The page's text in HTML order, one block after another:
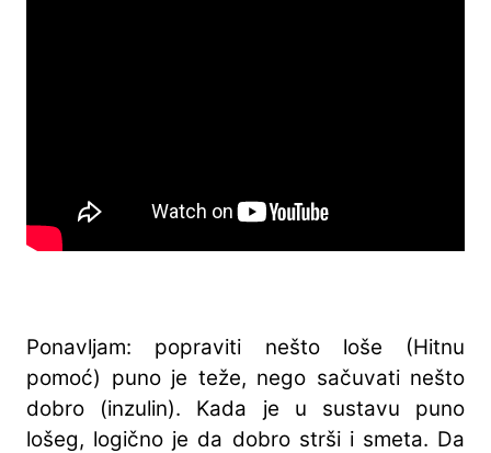
Ponavljam: popraviti nešto loše (Hitnu
pomoć) puno je teže, nego sačuvati nešto
dobro (inzulin). Kada je u sustavu puno
lošeg, logično je da dobro strši i smeta. Da